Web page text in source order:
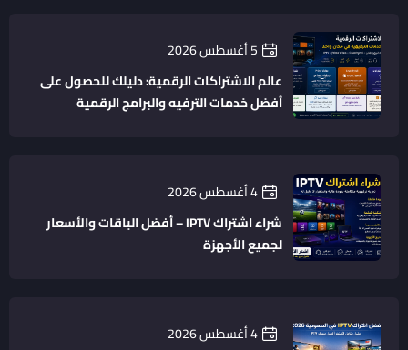
5 أغسطس 2026
عالم الاشتراكات الرقمية: دليلك للحصول على
أفضل خدمات الترفيه والبرامج الرقمية
4 أغسطس 2026
شراء اشتراك IPTV – أفضل الباقات والأسعار
لجميع الأجهزة
4 أغسطس 2026